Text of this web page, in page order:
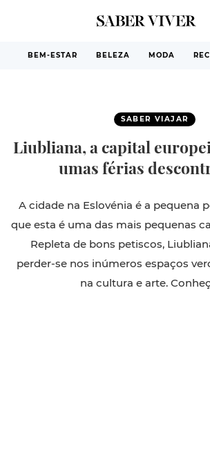
BEM-ESTAR BELEZA MODA
SABER VIAJAR
Liubliana, a capital
umas férias
A cidade na Eslovénia é a pequena
que esta é uma das mais pequenas
Repleta de bons petiscos,
perder-se nos inúmeros espaços
na cultura e arte.